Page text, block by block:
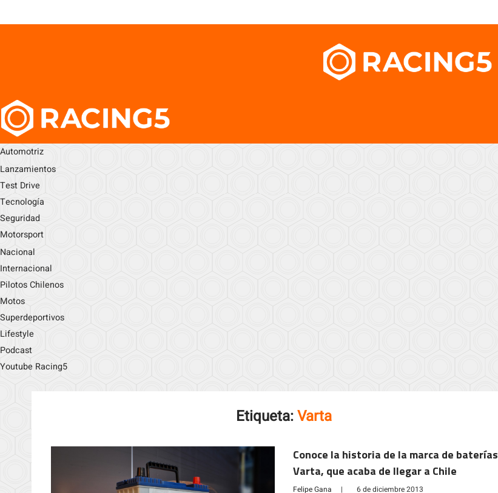
Automotriz
Lanzamientos
Test Drive
Tecnología
Seguridad
Motorsport
Nacional
Internacional
Pilotos Chilenos
Motos
Superdeportivos
Lifestyle
Podcast
Youtube Racing5
Etiqueta:Varta
Conoce la historia de la marca de baterías
Varta, que acaba de llegar a Chile
Felipe Gana | 6 de diciembre 2013